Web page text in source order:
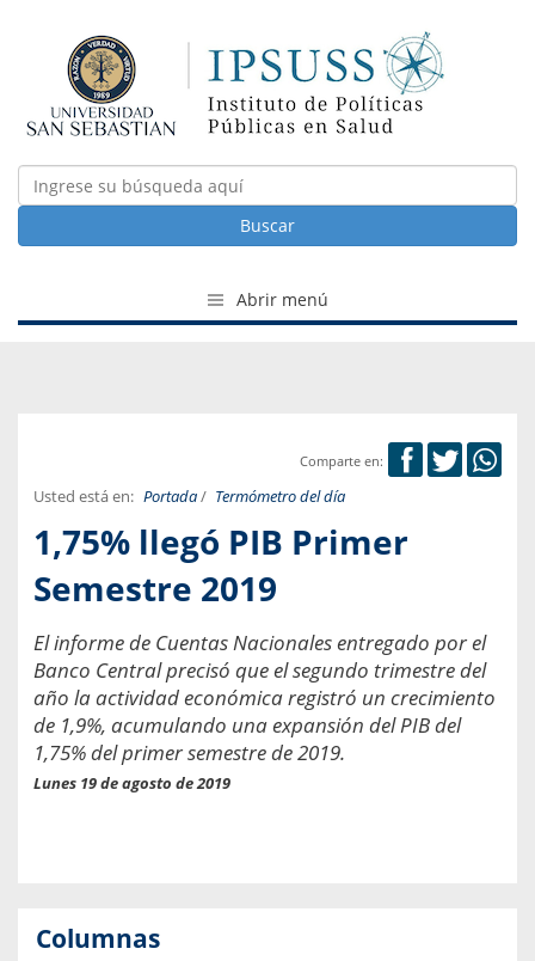
Buscar
Abrir menú
Comparte en:
Usted está en: Portada/ Termómetro del día
1,75% llegó PIB Primer
Semestre 2019
El informe de Cuentas Nacionales entregado por el
Banco Central precisó que el segundo trimestre del
año la actividad económica registró un crecimiento
de 1,9%, acumulando una expansión del PIB del
1,75% del primer semestre de 2019.
Lunes 19 de agosto de 2019
Columnas